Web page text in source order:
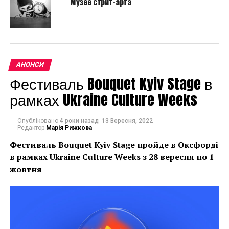
жюри».
Лучшей стала работа «Карта абстрактного
организм» (Москва). На втором месте — «На волне»
«Старая школа» Михаила Климова (Новосибирск).
Авторы самого интересного дизайна получат 100
АНОНСИ
Фестиваль Bouquet Kyiv Stage в
рамках Ukraine Culture Weeks
Опубліковано 4 роки назад 13 Вересня, 2022
Редактор Марія Рижкова
Фестиваль Bouquet Kyiv Stage пройде в Оксфорді
в рамкахUkraine Culture Weeks з 28 вересня по 1
жовтня